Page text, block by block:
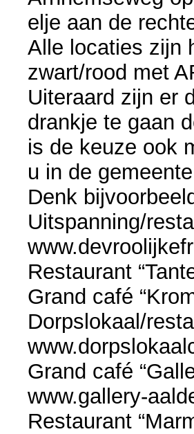
elje aan de
Alle locaties zijn
zwart/rood met
Uiteraard zijn er
drankje te gaan
is de keuze ook
u in de
Denk
Uitspanning/
Restaurant
Grand café
Dorpslokaal/
Grand café
www.gallery-
Restaurant